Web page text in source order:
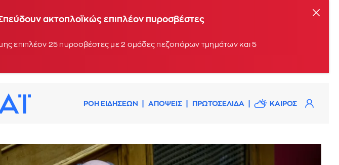
ακτοπλοϊκώς επιπλέον πυροσβέστες
επιπλέον 25 πυροσβέστες με 2 ομάδες πεζοπόρων τμημάτων και 5
ΡΟΗ ΕΙΔΗΣΕΩΝ ΑΠΟΨΕΙΣ ΠΡΩΤΟΣΕΛΙΔΑ ΚΑΙΡΟΣ